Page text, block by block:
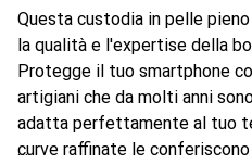
Questa custodia in pelle
la qualità e l'expertise della
Protegge il tuo smartphone
artigiani che da molti anni
adatta perfettamente al tuo
curve raffinate le